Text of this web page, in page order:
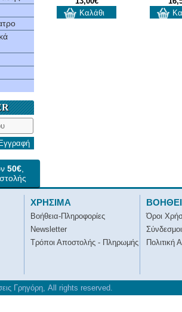
Εγγραφή
50€
Καλάθι
ΧΡΗΣΙΜΑ
Βοήθεια-Πληροφορίες
Newsletter
Τρόποι Αποστολής - Πληρωμής
Όροι
Σύνδεσμοι
Πολιτική
Γρηγόρη, All rights reserved.